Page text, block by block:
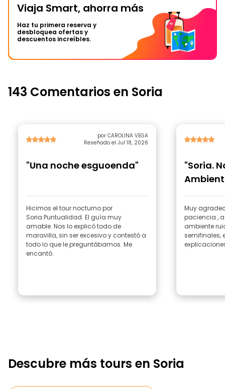
Viaja Smart, ahorra más
Haz tu primera reserva y
desbloquea ofertas y
descuentos increíbles.
143 Comentarios en Soria
por CAROLINA VEGA
Reseñado el Jul 18, 2026
"Una noche esguoenda"
Hicimos el tour nocturno por
Soria.Puntualidad. El guía muy
amable. Nos lo explicó todo de
maravilla, sin ser excesivo y contestó a
todo lo que le preguntábamos. Me
encantó.
"Soria.
Muy
paciencia , a pesar del
ambiente
semifinales,
Descubre más tours en Soria